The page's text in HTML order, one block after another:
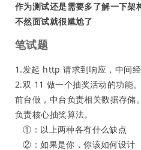
作为测试还是需要多了解一下架
不然面试就很尴尬了
笔试题
1.发起 http 请求到响应，中间
2.双 11 做一个抽奖活动的功能
前台做，中台负责相关数据存
负责核心抽奖算法。
①：以上两种各有什么缺点
②：如果是你，你该如何设计